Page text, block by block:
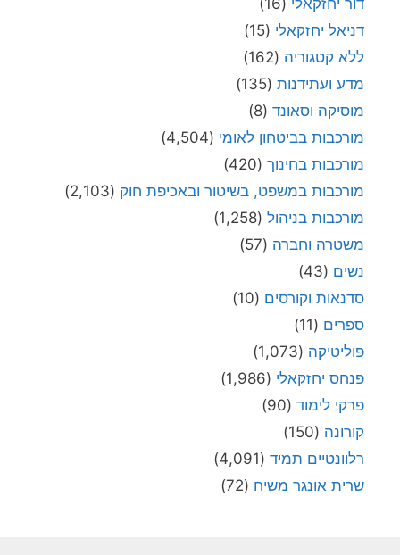
דור יחזקאלי (16)
דניאל יחזקאלי (15)
ללא קטגוריה (162)
מדע ועתידנות (135)
מוסיקה וסאונד (8)
מורכבות בביטחון לאומי (4,504)
מורכבות בחינוך (420)
מורכבות במשפט, בשיטור ובאכיפת חוק (2,103)
מורכבות בניהול (1,258)
משטרה וחברה (57)
נשים (43)
סדנאות וקורסים (10)
ספרים (11)
פוליטיקה (1,073)
פנחס יחזקאלי (1,986)
פרקי לימוד (90)
קורונה (150)
רלוונטיים תמיד (4,091)
שרית אונגר משיח (72)